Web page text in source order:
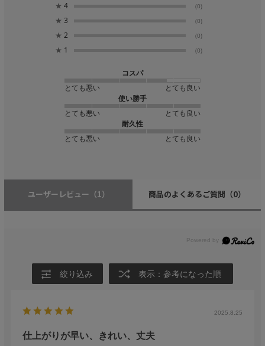
★ 4 (0)
★ 3 (0)
★ 2 (0)
★ 1 (0)
コスパ
とても悪い
とても良い
使い勝手
とても悪い
とても良い
耐久性
とても悪い
とても良い
ユーザーレビュー （1） 商品のよくあるご質問 （0）
絞り込み 表示：参考になった順
2025.8.25
仕上がりが早い、きれい、丈夫